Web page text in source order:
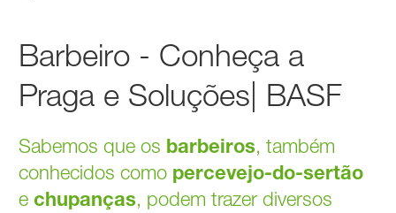
Barbeiro - Conheça a
Praga e Soluções| BASF
Sabemos que os barbeiros, também
conhecidos como percevejo-do-sertão
echupanças, podem trazer diversos